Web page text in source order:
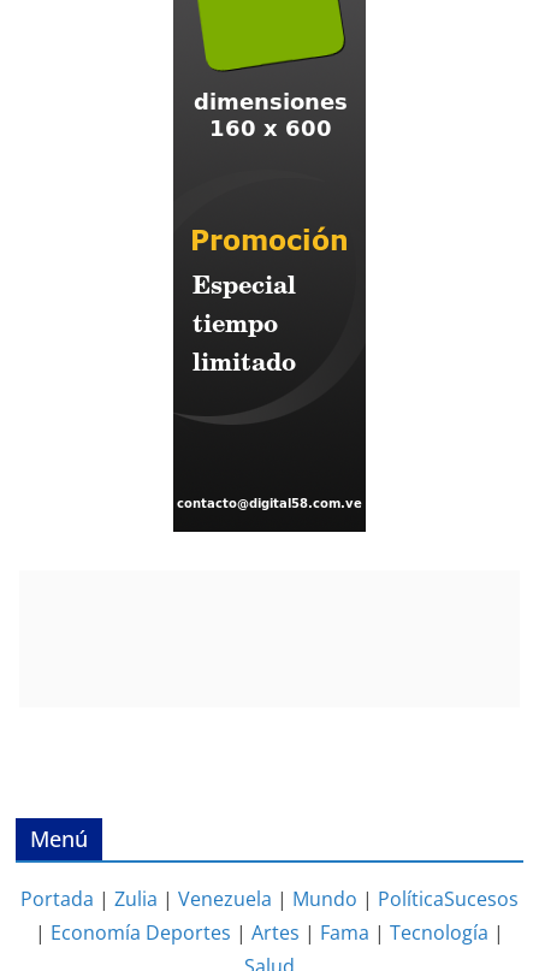
Menú
Portada | Zulia | Venezuela | Mundo | PolíticaSucesos
| Economía Deportes | Artes | Fama | Tecnología |